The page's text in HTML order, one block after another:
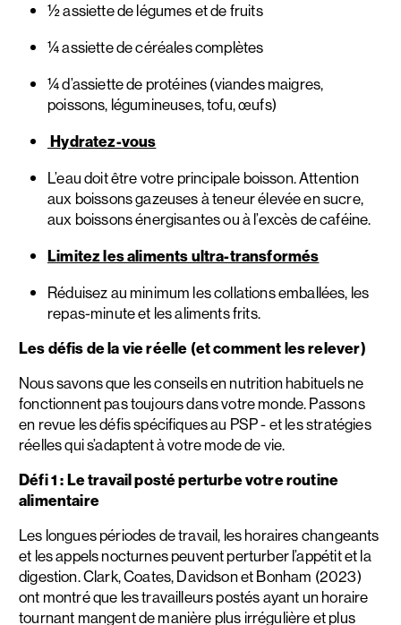
½ assiette de légumes et de fruits
¼ assiette de céréales complètes
¼ d’assiette de protéines (viandes maigres,
poissons, légumineuses, tofu, œufs)
Hydratez-vous
L’eau doit être votre principale boisson. Attention
aux boissons gazeuses à teneur élevée en sucre,
aux boissons énergisantes ou à l’excès de caféine.
Limitez les aliments ultra-transformés
Réduisez au minimum les collations emballées, les
repas-minute et les aliments frits.
Les défis de la vie réelle (et comment les relever)
Nous savons que les conseils en nutrition habituels ne
fonctionnent pas toujours dans votre monde. Passons
en revue les défis spécifiques au PSP - et les stratégies
réelles qui s’adaptent à votre mode de vie.
Défi 1 : Le travail posté perturbe votre routine
alimentaire
Les longues périodes de travail, les horaires changeants
et les appels nocturnes peuvent perturber l’appétit et la
digestion. Clark, Coates, Davidson et Bonham (2023)
ont montré que les travailleurs postés ayant un horaire
tournant mangent de manière plus irrégulière et plus